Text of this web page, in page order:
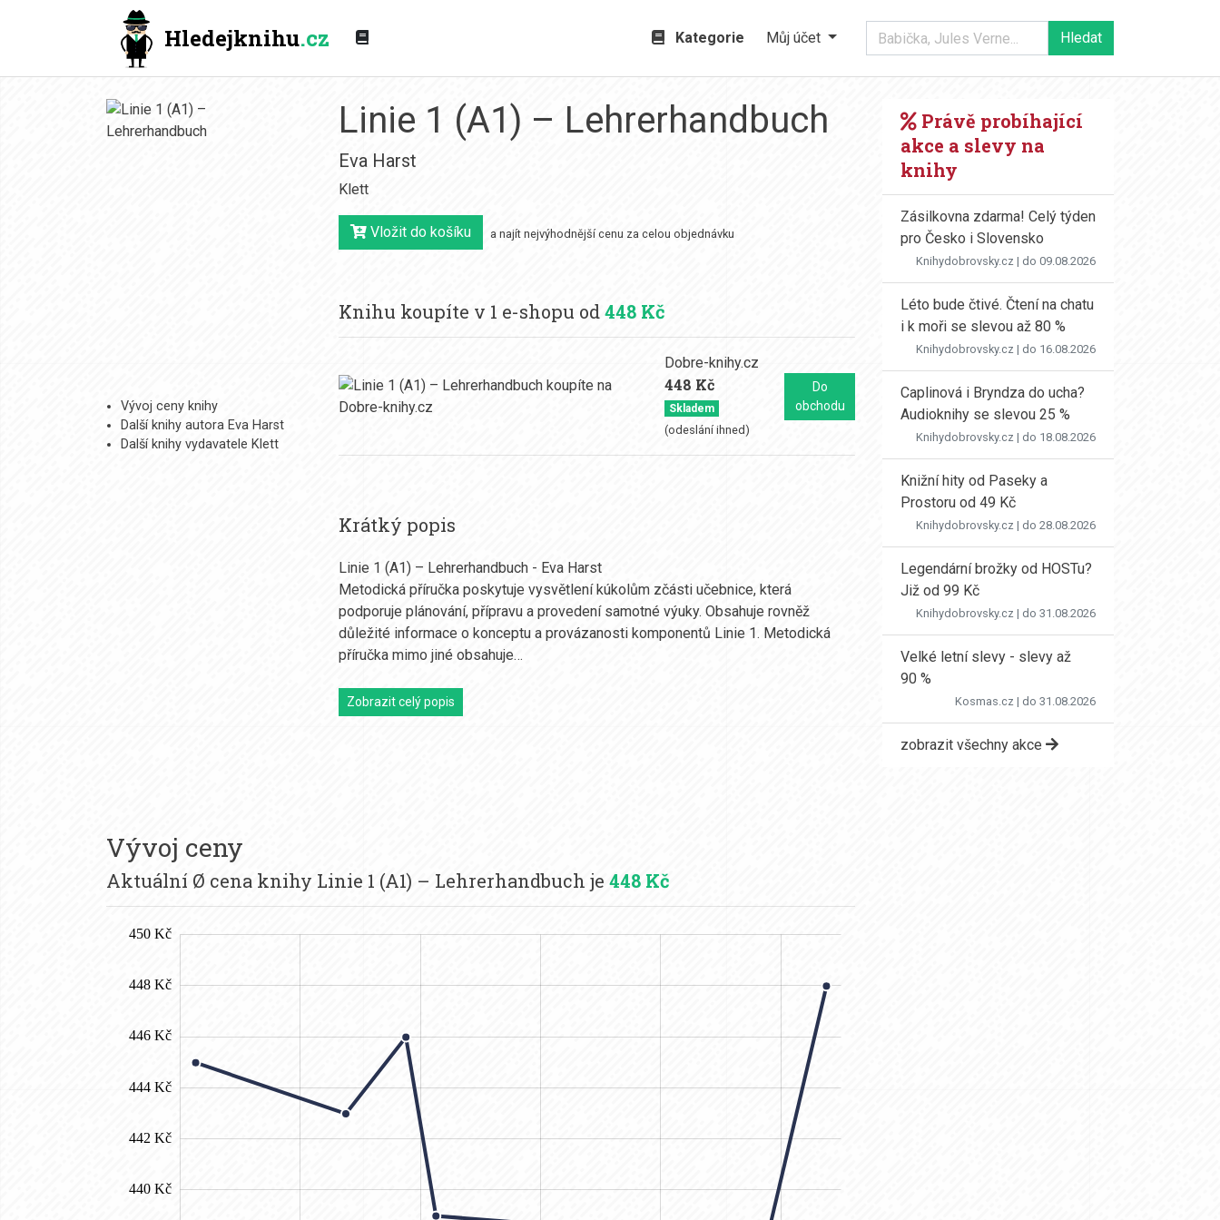
Hledejknihu.cz Kategorie Můj účet
Vývoj ceny knihy
Další knihy autora Eva Harst
Další knihy vydavatele Klett
Linie 1 (A1) – Lehrerhandbuch
Eva Harst
Klett
Vložit do košíku a najít nejvýhodnější cenu za celou objednávku
Knihu koupíte v 1 e-shopu od448 Kč
Dobre-knihy.cz
448 Kč
Skladem
(odeslání ihned)
Do
obchodu
Krátký popis
Linie 1 (A1) – Lehrerhandbuch - Eva Harst
Metodická příručka poskytuje vysvětlení kúkolům zčásti učebnice, která
podporuje plánování, přípravu a provedení samotné výuky. Obsahuje rovněž
důležité informace o konceptu a provázanosti komponentů Linie 1. Metodická
příručka mimo jiné obsahuje…
Zobrazit celý popis
Vývoj ceny
Aktuální Ø cena knihy Linie 1 (A1) – Lehrerhandbuch je 448 Kč
Právě probíhající
akce a slevy na
knihy
Zásilkovna zdarma! Celý týden
pro Česko i Slovensko
Knihydobrovsky.cz | do 09.08.2026
Léto bude čtivé. Čtení na chatu
i k moři se slevou až 80 %
Knihydobrovsky.cz | do 16.08.2026
Caplinová i Bryndza do ucha?
Audioknihy se slevou 25 %
Knihydobrovsky.cz | do 18.08.2026
Knižní hity od Paseky a
Prostoru od 49 Kč
Knihydobrovsky.cz | do 28.08.2026
Legendární brožky od HOSTu?
Již od 99 Kč
Knihydobrovsky.cz | do 31.08.2026
Velké letní slevy - slevy až
90 %
Kosmas.cz | do 31.08.2026
zobrazit všechny akce